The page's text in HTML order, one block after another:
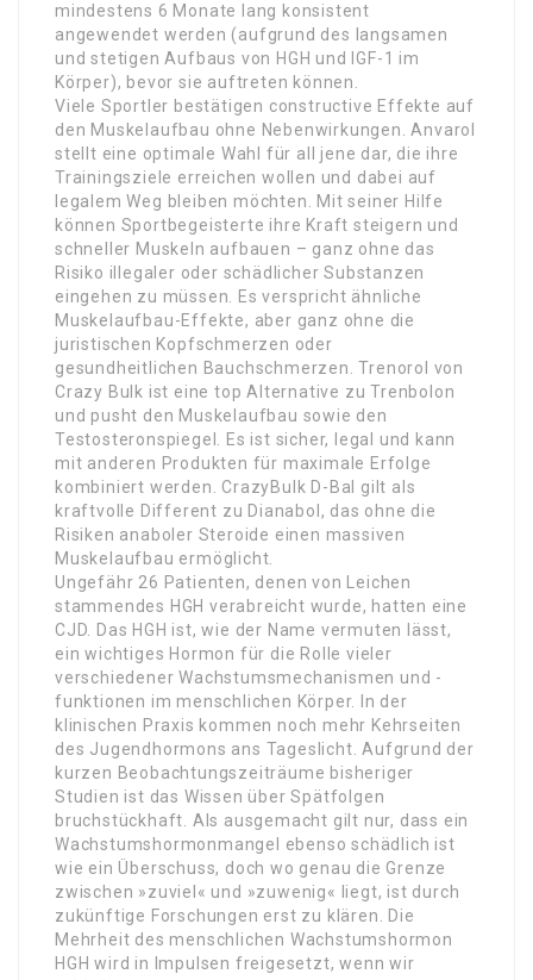
mindestens 6 Monate lang konsistent
angewendet werden (aufgrund des langsamen
und stetigen Aufbaus von HGH und IGF-1 im
Körper), bevor sie auftreten können.
Viele Sportler bestätigen constructive Effekte auf
den Muskelaufbau ohne Nebenwirkungen. Anvarol
stellt eine optimale Wahl für all jene dar, die ihre
Trainingsziele erreichen wollen und dabei auf
legalem Weg bleiben möchten. Mit seiner Hilfe
können Sportbegeisterte ihre Kraft steigern und
schneller Muskeln aufbauen – ganz ohne das
Risiko illegaler oder schädlicher Substanzen
eingehen zu müssen. Es verspricht ähnliche
Muskelaufbau-Effekte, aber ganz ohne die
juristischen Kopfschmerzen oder
gesundheitlichen Bauchschmerzen. Trenorol von
Crazy Bulk ist eine top Alternative zu Trenbolon
und pusht den Muskelaufbau sowie den
Testosteronspiegel. Es ist sicher, legal und kann
mit anderen Produkten für maximale Erfolge
kombiniert werden. CrazyBulk D-Bal gilt als
kraftvolle Different zu Dianabol, das ohne die
Risiken anaboler Steroide einen massiven
Muskelaufbau ermöglicht.
Ungefähr 26 Patienten, denen von Leichen
stammendes HGH verabreicht wurde, hatten eine
CJD. Das HGH ist, wie der Name vermuten lässt,
ein wichtiges Hormon für die Rolle vieler
verschiedener Wachstumsmechanismen und -
funktionen im menschlichen Körper. In der
klinischen Praxis kommen noch mehr Kehrseiten
des Jugendhormons ans Tageslicht. Aufgrund der
kurzen Beobachtungszeiträume bisheriger
Studien ist das Wissen über Spätfolgen
bruchstückhaft. Als ausgemacht gilt nur, dass ein
Wachstumshormonmangel ebenso schädlich ist
wie ein Überschuss, doch wo genau die Grenze
zwischen »zuviel« und »zuwenig« liegt, ist durch
zukünftige Forschungen erst zu klären. Die
Mehrheit des menschlichen Wachstumshormon
HGH wird in Impulsen freigesetzt, wenn wir